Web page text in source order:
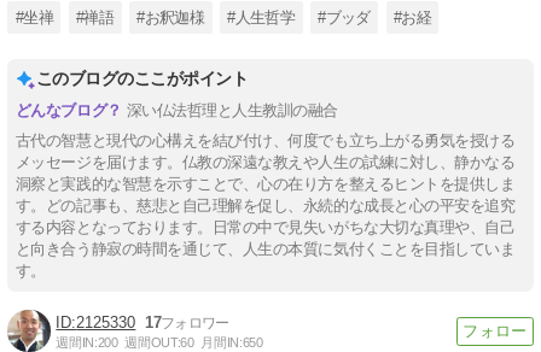
#坐禅 #禅語 #お釈迦様 #人生哲学 #ブッダ #お経
このブログのここがポイント
深い仏法哲理と人生教訓の融合
古代の智慧と現代の心構えを結び付け、何度でも立ち上がる勇気を授ける
メッセージを届けます。仏教の深遠な教えや人生の試練に対し、静かなる
洞察と実践的な智慧を示すことで、心の在り方を整えるヒントを提供しま
す。どの記事も、慈悲と自己理解を促し、永続的な成長と心の平安を追究
する内容となっております。日常の中で見失いがちな大切な真理や、自己
と向き合う静寂の時間を通じて、人生の本質に気付くことを目指していま
す。
2125330 17
週間IN:200 週間OUT:60 月間IN:650